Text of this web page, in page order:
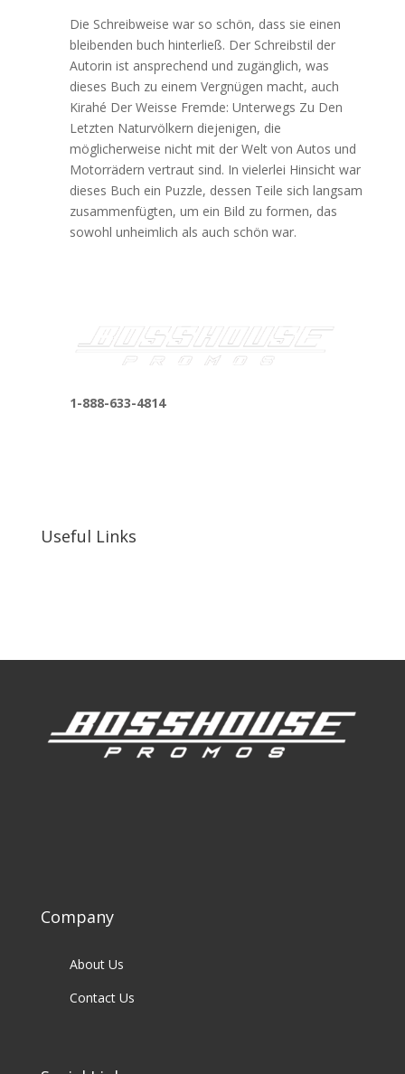
Die Schreibweise war so schön, dass sie einen
bleibenden buch hinterließ. Der Schreibstil der
Autorin ist ansprechend und zugänglich, was
dieses Buch zu einem Vergnügen macht, auch
Kirahé Der Weisse Fremde: Unterwegs Zu Den
Letzten Naturvölkern diejenigen, die
möglicherweise nicht mit der Welt von Autos und
Motorrädern vertraut sind. In vielerlei Hinsicht war
dieses Buch ein Puzzle, dessen Teile sich langsam
zusammenfügten, um ein Bild zu formen, das
sowohl unheimlich als auch schön war.
1-888-633-4814
Useful Links
Company
About Us
Contact Us